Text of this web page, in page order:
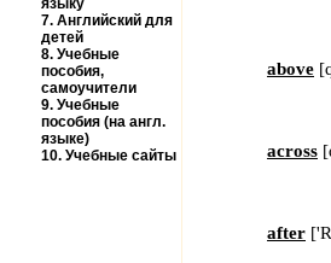
языку
7. Английский для
детей
8. Учебные
пособия,
самоучители
9. Учебные
пособия (на англ.
языке)
10. Учебные сайты
above [
across [
after ['